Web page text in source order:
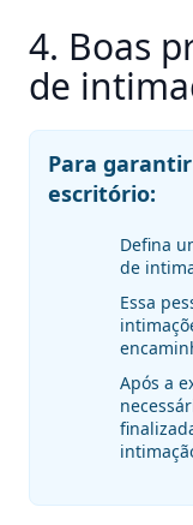
4. Boas
de
Para
escritório:
Defina
de
Essa
Após a